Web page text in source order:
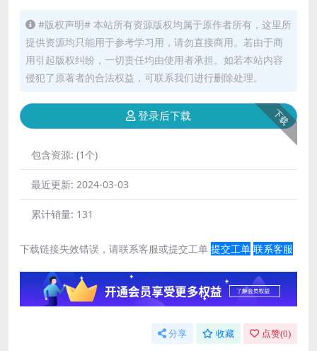
#版权声明# 本站所有资源版权均属于原作者所有，这里所
提供资源均只能用于参考学习用，请勿直接商用。若由于商
用引起版权纠纷，一切责任均由使用者承担。如若本站内容
侵犯了原著者的合法权益，可联系我们进行删除处理。
下载
登录后下载
包含资源: (1个)
最近更新: 2024-03-03
累计销量: 131
下载链接失效错误，请联系客服或提交工单 提交工单 联系客服
分享 收藏 点赞(0)